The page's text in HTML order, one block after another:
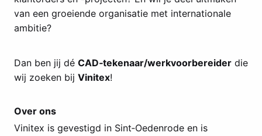
van een groeiende organisatie met internationale
ambitie?
Dan ben jij dé CAD‑tekenaar/werkvoorbereider die
wij zoeken bij Vinitex!
Over ons
Vinitex is gevestigd in Sint‑Oedenrode en is